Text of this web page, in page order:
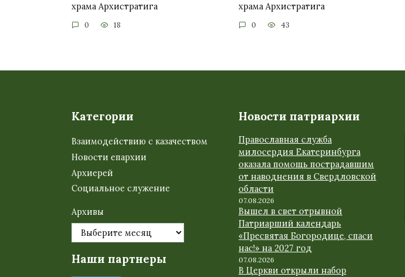
храма Архистратига
0 18
храма Архистратига
0 43
Категории
Взаимодействию с казачеством
Новости епархии
Архиерей
Социальное служение
Архивы
Наши партнеры
Новости патриархии
Православная служба
милосердия Екатеринбурга
оказала помощь пострадавшим
от наводнения в Свердловской
области
07.08.2026
Вышел в свет отрывной
Патриарший календарь
«Пресвятая Богородице, спаси
нас!» на 2027 год
07.08.2026
В Церкви открыли набор